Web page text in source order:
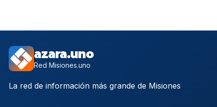
azara.uno
Red Misiones.uno
La red de información más grande de Misiones